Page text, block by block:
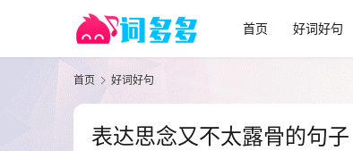
首页 好词好句
首页 好词好句
表达思念又不太露骨的句子